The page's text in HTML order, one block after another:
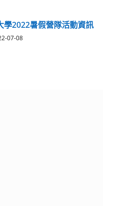
學2022暑假營隊活動資訊
07-08